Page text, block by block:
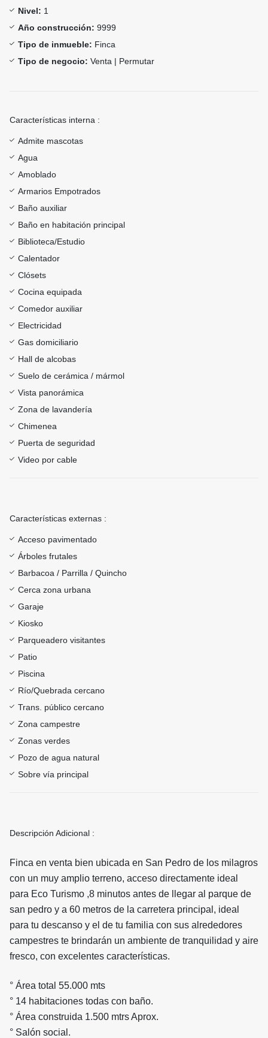
Nivel: 1
Año construcción: 9999
Tipo de inmueble: Finca
Tipo de negocio: Venta | Permutar
Características interna :
Admite mascotas
Agua
Amoblado
Armarios Empotrados
Baño auxiliar
Baño en habitación principal
Biblioteca/Estudio
Calentador
Clósets
Cocina equipada
Comedor auxiliar
Electricidad
Gas domiciliario
Hall de alcobas
Suelo de cerámica / mármol
Vista panorámica
Zona de lavandería
Chimenea
Puerta de seguridad
Video por cable
Características externas :
Acceso pavimentado
Árboles frutales
Barbacoa / Parrilla / Quincho
Cerca zona urbana
Garaje
Kiosko
Parqueadero visitantes
Patio
Piscina
Río/Quebrada cercano
Trans. público cercano
Zona campestre
Zonas verdes
Pozo de agua natural
Sobre vía principal
Descripción Adicional :
Finca en venta bien ubicada en San Pedro de los milagros
con un muy amplio terreno, acceso directamente ideal
para Eco Turismo ,8 minutos antes de llegar al parque de
san pedro y a 60 metros de la carretera principal, ideal
para tu descanso y el de tu familia con sus alrededores
campestres te brindarán un ambiente de tranquilidad y aire
fresco, con excelentes características.
° Área total 55.000 mts
° 14 habitaciones todas con baño.
° Área construida 1.500 mtrs Aprox.
° Salón social.